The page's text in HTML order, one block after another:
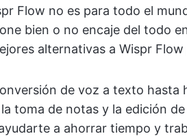
Flow no es para todo el
bien o no encaje del todo
alternativas a Wispr Flow
de voz a texto hasta
toma de notas y la edición
a ahorrar tiempo y